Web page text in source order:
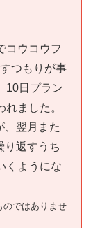
コウコウフ
つもりが事
10日プラン
ました。
、翌月また
り返すうち
くようにな
ではありませ